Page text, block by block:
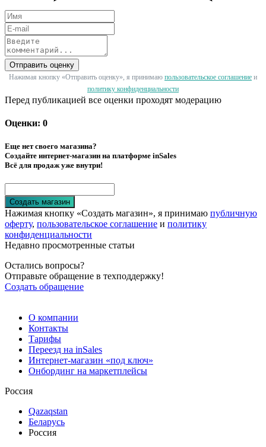
Отправить оценку
Нажимая кнопку «Отправить оценку», я принимаю пользовательское соглашение и
политику конфиденциальности
Перед публикацией все оценки проходят модерацию
Оценки: 0
Еще нет своего магазина?
Создайте интернет-магазин на платформе inSales
Всё для продаж уже внутри!
Создать магазин
Нажимая кнопку «Создать магазин», я принимаю публичную
оферту, пользовательское соглашение и политику
конфиденциальности
Недавно просмотренные статьи
Остались вопросы?
Отправьте обращение в техподдержку!
Создать обращение
О компании
Контакты
Тарифы
Переезд на inSales
Интернет-магазин «под ключ»
Онбординг на маркетплейсы
Россия
Qazaqstan
Беларусь
Россия